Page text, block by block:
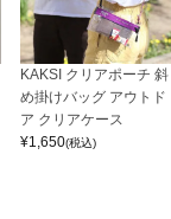
KAKSI クリアポーチ 斜
め掛けバッグ アウトド
ア クリアケース
¥1,650(税込)